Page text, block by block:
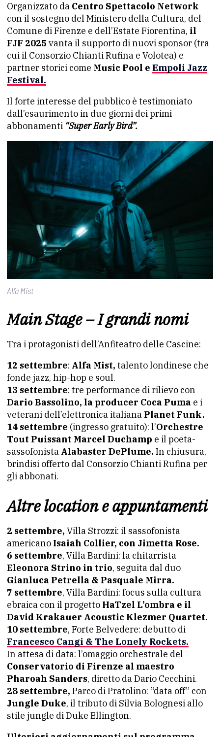
Organizzato da Centro Spettacolo Network
con il sostegno del Ministero della Cultura, del
Comune di Firenze e dell’Estate Fiorentina, il
FJF 2025 vanta il supporto di nuovi sponsor (tra
cui il Consorzio Chianti Rufina e Volotea) e
partner storici come Music Pool e Empoli Jazz
Festival.
Il forte interesse del pubblico è testimoniato
dall’esaurimento in due giorni dei primi
abbonamenti “Super Early Bird”.
Alfa Mist
Main Stage – I grandi nomi
Tra i protagonisti dell’Anfiteatro delle Cascine:
12 settembre: Alfa Mist, talento londinese che
fonde jazz, hip-hop e soul.
13 settembre: tre performance di rilievo con
Dario Bassolino, la producer Coca Puma e i
veterani dell’elettronica italiana Planet Funk.
14 settembre (ingresso gratuito): l’Orchestre
Tout Puissant Marcel Duchamp e il poeta-
sassofonista Alabaster DePlume. In chiusura,
brindisi offerto dal Consorzio Chianti Rufina per
gli abbonati.
Altre location e appuntamenti
2 settembre, Villa Strozzi: il sassofonista
americano Isaiah Collier, con Jimetta Rose.
6 settembre, Villa Bardini: la chitarrista
Eleonora Strino in trio, seguita dal duo
Gianluca Petrella & Pasquale Mirra.
7 settembre, Villa Bardini: focus sulla cultura
ebraica con il progetto HaTzel L’ombra e il
David Krakauer Acoustic Klezmer Quartet.
10 settembre, Forte Belvedere: debutto di
Francesco Cangi & The Lonely Rockets.
In attesa di data: l’omaggio orchestrale del
Conservatorio di Firenze al maestro
Pharoah Sanders, diretto da Dario Cecchini.
28 settembre, Parco di Pratolino: “data off” con
Jungle Duke, il tributo di Silvia Bolognesi allo
stile jungle di Duke Ellington.